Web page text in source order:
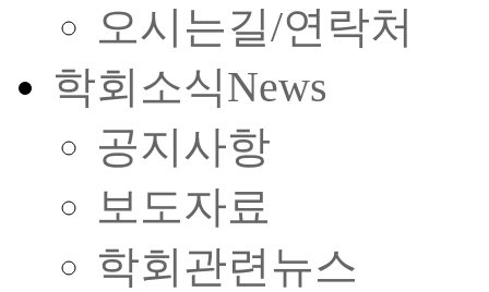
오시는길/연락처
학회소식News
공지사항
보도자료
학회관련뉴스